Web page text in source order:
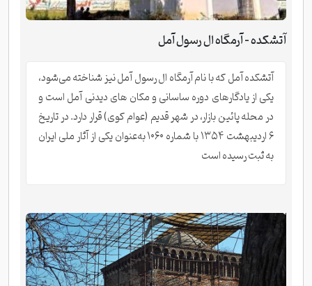
آتشکده - آرمگاه ال رسول آمل
آتشکده آمل که با نام آرمگاه ال رسول آمل نیز شناخته می‌شود،
یکی از یادگارهای دوره ساسانی و مکان های دیدنی آمل است و
در محله پائین بازار، در شهر قدیم (عوام کوی) قرار دارد. در تاریخ
۶ اردیبهشت ۱۳۵۴ با شماره ۱۰۶۰ به‌عنوان یکی از آثار ملی ایران
به ثبت رسیده است